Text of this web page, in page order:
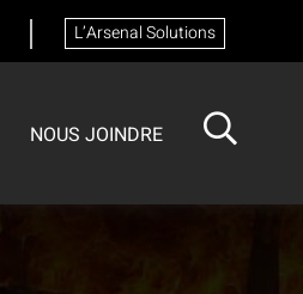
L’Arsenal Solutions
NOUS JOINDRE